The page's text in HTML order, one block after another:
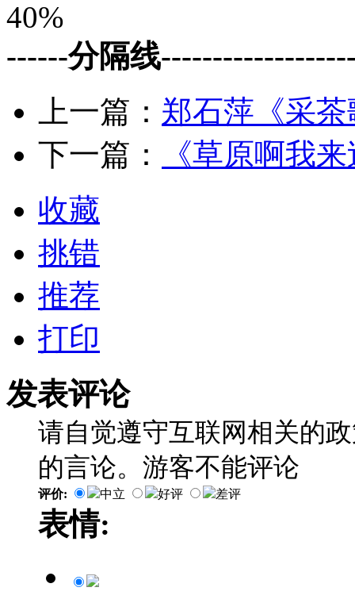
40%
------分隔线
上一篇： 郑石萍《采
下一篇：
《草原啊我
收藏
挑错
推荐
打印
发表评论
请自觉遵守互联网相关的
的言论。游客不能评论
评价: 中立 好评 差评
表情: